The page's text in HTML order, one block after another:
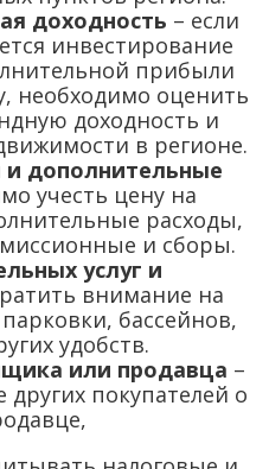
доходность – если
инвестирование
прибыли
необходимо оценить
доходность и
в регионе.
и дополнительные
учесть цену на
расходы,
и сборы.
услуг и
внимание на
бассейнов,
удобств.
или продавца –
покупателей о